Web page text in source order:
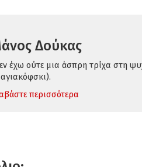
Δούκας
έχω ούτε μια άσπρη τρίχα στη
περισσότερα